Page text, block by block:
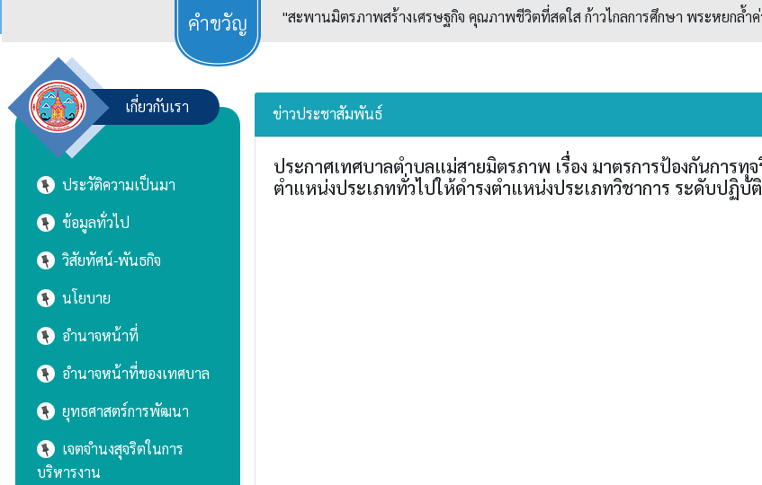
"สะพานมิตรภาพสร้างเศรษฐกิจ คุณภาพชีวิตที่สดใส ก้าวไกลการศึกษา พระหยกล้
เกี่ยวกับเรา
ประวัติความเป็นมา
ข้อมูลทั่วไป
วิสัยทัศน์-พันธกิจ
นโยบาย
อำนาจหน้าที่
อำนาจหน้าที่ของเทศบาล
ยุทธศาสตร์การพัฒนา
เจตจำนงสุจริตในการ
บริหารงาน
ข่าวประชาสัมพันธ์
ประกาศเทศบาลตำบลแม่สายมิตรภาพ เรื่อง มาตรการป้องกันการ
ตำแหน่งประเภททั่วไปให้ดำรงตำแหน่งประเภทวิชาการ ระดับปฏิบั